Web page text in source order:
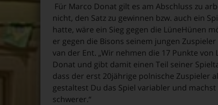
Für Marco Donat gilt es am Abschluss zu
nicht, den Satz zu gewinnen bzw. auch ein
hatte, wäre ein Sieg gegen die LüneHünen
er gegen die Bisons seinem jungen
van der Ent. „Wir nehmen die 17 Punkte
Donat und gibt damit einen Teil seiner
dass der erst 20jährige polnische Zuspieler
gestaltest Du das Spiel variabler und
schwerer.“